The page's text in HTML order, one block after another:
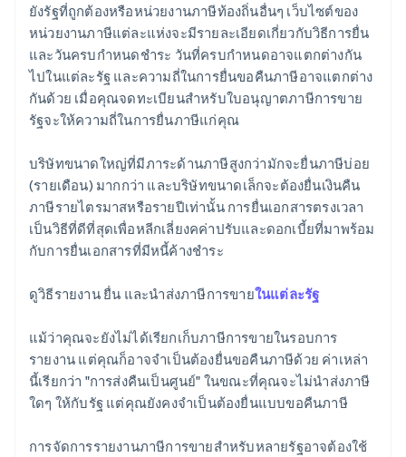
ยังรัฐที่ถูกต้องหรือหน่วยงานภาษีท้องถิ่นอื่นๆ เว็บไซต์ของ
หน่วยงานภาษีแต่ละแห่งจะมีรายละเอียดเกี่ยวกับวิธีการยื่น
และวันครบกําหนดชําระ วันที่ครบกําหนดอาจแตกต่างกัน
ไปในแต่ละรัฐ และความถี่ในการยื่นขอคืนภาษีอาจแตกต่าง
กันด้วย เมื่อคุณจดทะเบียนสําหรับใบอนุญาตภาษีการขาย
รัฐจะให้ความถี่ในการยื่นภาษีแก่คุณ
บริษัทขนาดใหญ่ที่มีภาระด้านภาษีสูงกว่ามักจะยื่นภาษีบ่อย
(รายเดือน) มากกว่า และบริษัทขนาดเล็กจะต้องยื่นเงินคืน
ภาษีรายไตรมาสหรือรายปีเท่านั้น การยื่นเอกสารตรงเวลา
เป็นวิธีที่ดีที่สุดเพื่อหลีกเลี่ยงคค่าปรับและดอกเบี้ยที่มาพร้อม
กับการยื่นเอกสารที่มีหนี้ค้างชําระ
ดูวิธีรายงาน ยื่น และนําส่งภาษีการขายในแต่ละรัฐ
แม้ว่าคุณจะยังไม่ได้เรียกเก็บภาษีการขายในรอบการ
รายงาน แต่คุณก็อาจจําเป็นต้องยื่นขอคืนภาษีด้วย ค่าเหล่า
นี้เรียกว่า "การส่งคืนเป็นศูนย์" ในขณะที่คุณจะไม่นําส่งภาษี
ใดๆ ให้กับรัฐ แต่คุณยังคงจําเป็นต้องยื่นแบบขอคืนภาษี
การจัดการรายงานภาษีการขายสําหรับหลายรัฐอาจต้องใช้